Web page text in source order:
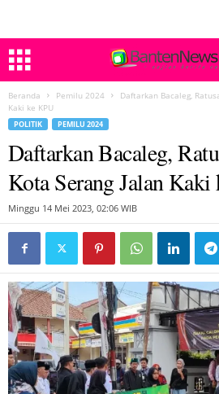
Beranda Pemilu 2024
Daftarkan Bacaleg,
Kaki ke KPU
POLITIK PEMILU 2024
Daftarkan Bacaleg,
Kota Serang Jalan
Minggu 14 Mei 2023, 02:06 WIB